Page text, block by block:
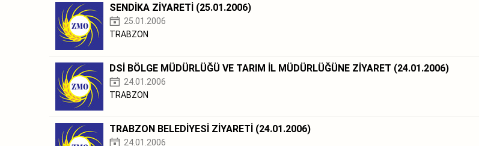
SENDİKA ZİYARETİ (25.01.2006)
25.01.2006
TRABZON
DSİ BÖLGE MÜDÜRLÜĞÜ VE TARIM İL MÜDÜRLÜĞÜNE ZİYARET (24.01.2006)
24.01.2006
TRABZON
TRABZON BELEDİYESİ ZİYARETİ (24.01.2006)
24.01.2006